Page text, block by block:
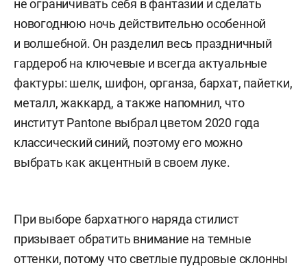
не ограничивать себя в фантазии и сделать
новогоднюю ночь действительно особенной
и волшебной. Он разделил весь праздничный
гардероб на ключевые и всегда актуальные
фактуры: шелк, шифон, органза, бархат, пайетки,
металл, жаккард, а также напомнил, что
институт Pantone выбрал цветом 2020 года
классический синий, поэтому его можно
выбрать как акцентный в своем луке.
При выборе бархатного наряда стилист
призывает обратить внимание на темные
оттенки, потому что светлые пудровые склонны